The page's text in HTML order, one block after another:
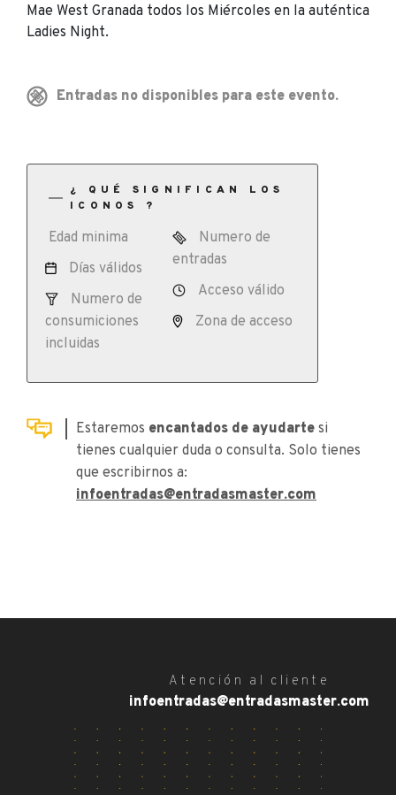
Mae West Granada todos los Miércoles en la auténtica
Ladies Night.
Entradas no disponibles para este evento.
¿ QUÉ SIGNIFICAN LOS
ICONOS ?
Edad minima
Días válidos
Numero de
consumiciones
incluidas
Numero de
entradas
Acceso válido
Zona de acceso
Estaremos encantados de ayudarte si
tienes cualquier duda o consulta. Solo tienes
que escribirnos a:
infoentradas@entradasmaster.com
Atención al cliente
infoentradas@entradasmaster.com